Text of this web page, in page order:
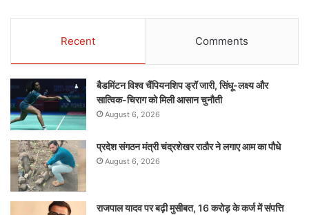
Recent Comments
बैडमिंटन विश्व चैंपियनशिप ड्रॉ जारी, सिंधू-लक्ष्य और
सात्विक-चिराग को मिली आसान चुनौती
August 6, 2026
प्रदेश संगठन मंत्री चंद्रशेखर राठौर ने लगाए आम का पौधे
August 6, 2026
राजपाल यादव पर बढ़ी मुसीबत, 16 करोड़ के कर्ज में संपत्ति